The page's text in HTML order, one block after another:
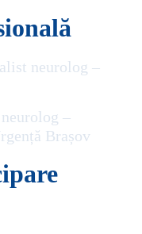
neurolog –
–
Brașov